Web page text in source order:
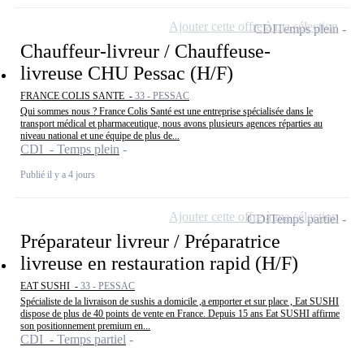
Chauffeur-livreur / Chauffeuse-
livreuse CHU Pessac (H/F)
FRANCE COLIS SANTE - 33 - PESSAC
Qui sommes nous ? France Colis Santé est une entreprise spécialisée dans le
transport médical et pharmaceutique, nous avons plusieurs agences réparties au
niveau national et une équipe de plus de...
CDI - Temps plein
Publié il y a 4 jours
CDITemps plein
Ajouter cette offre à ma sélection
Préparateur livreur / Préparatrice
livreuse en restauration rapid (H/F)
EAT SUSHI - 33 - PESSAC
Spécialiste de la livraison de sushis a domicile ,a emporter et sur place , Eat SUSHI
dispose de plus de 40 points de vente en France. Depuis 15 ans Eat SUSHI affirme
son positionnement premium en...
CDI - Temps partiel
CDITemps partiel
Ajouter cette offre à ma sélection